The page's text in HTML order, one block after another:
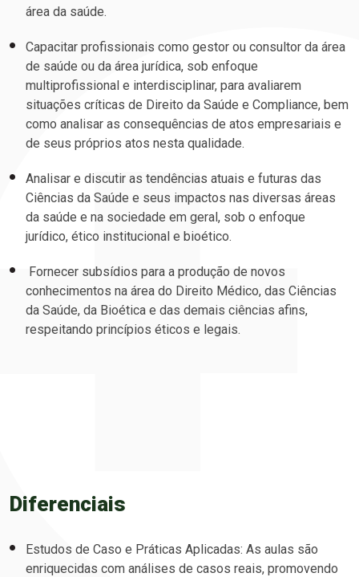
área da saúde.
Capacitar profissionais como gestor ou consultor da área
de saúde ou da área jurídica, sob enfoque
multiprofissional e interdisciplinar, para avaliarem
situações críticas de Direito da Saúde e Compliance, bem
como analisar as consequências de atos empresariais e
de seus próprios atos nesta qualidade.
Analisar e discutir as tendências atuais e futuras das
Ciências da Saúde e seus impactos nas diversas áreas
da saúde e na sociedade em geral, sob o enfoque
jurídico, ético institucional e bioético.
Fornecer subsídios para a produção de novos
conhecimentos na área do Direito Médico, das Ciências
da Saúde, da Bioética e das demais ciências afins,
respeitando princípios éticos e legais.
Diferenciais
Estudos de Caso e Práticas Aplicadas: As aulas são
enriquecidas com análises de casos reais, promovendo